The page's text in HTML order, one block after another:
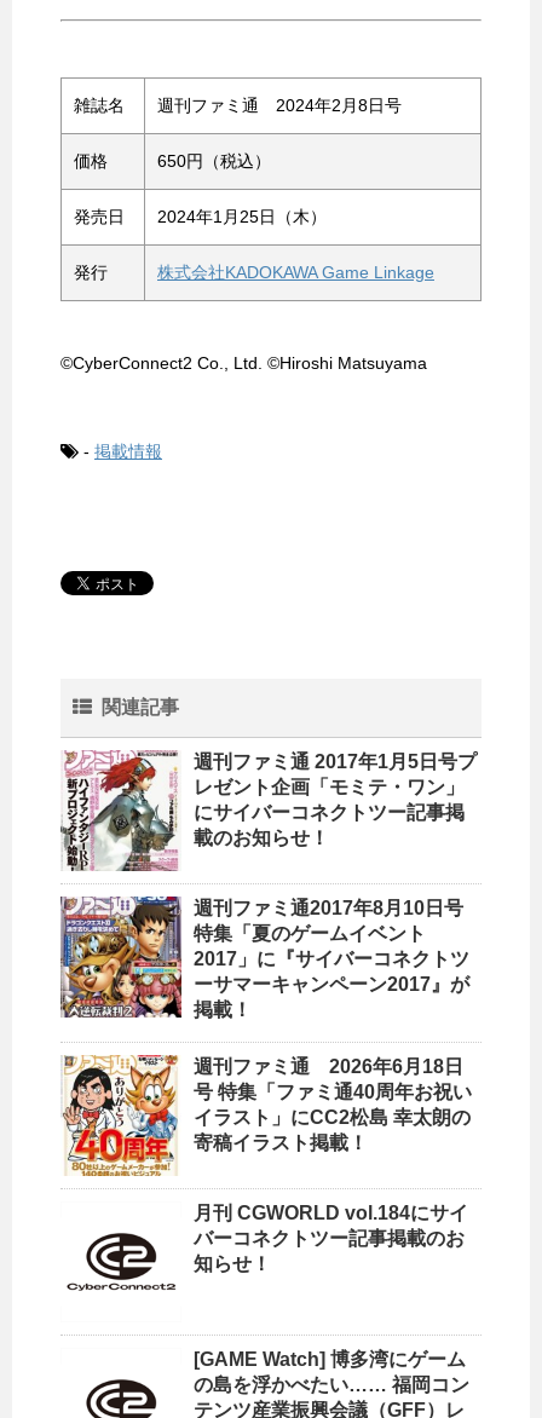
雑誌名 週刊ファミ通 2024年2月8日号
価格 650円（税込）
発売日 2024年1月25日（木）
発行 株式会社KADOKAWA Game Linkage
©CyberConnect2 Co., Ltd. ©Hiroshi Matsuyama
- 掲載情報
関連記事
週刊ファミ通 2017年1月5日号プ
レゼント企画「モミテ・ワン」
にサイバーコネクトツー記事掲
載のお知らせ！
週刊ファミ通2017年8月10日号
特集「夏のゲームイベント
2017」に『サイバーコネクトツ
ーサマーキャンペーン2017』が
掲載！
週刊ファミ通 2026年6月18日
号 特集「ファミ通40周年お祝い
イラスト」にCC2松島 幸太朗の
寄稿イラスト掲載！
月刊 CGWORLD vol.184にサイ
バーコネクトツー記事掲載のお
知らせ！
[GAME Watch] 博多湾にゲーム
の島を浮かべたい…… 福岡コン
テンツ産業振興会議（GFF）レ